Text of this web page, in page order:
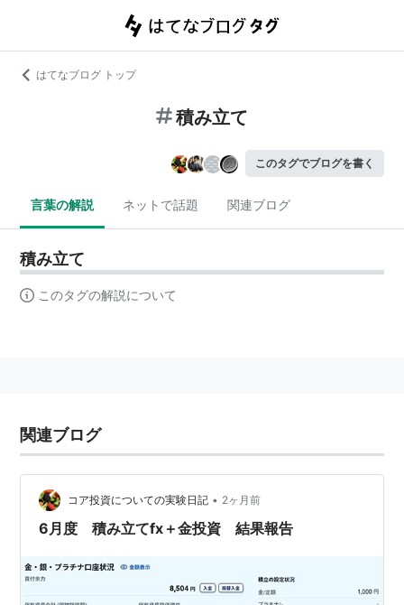
はてなブログ トップ
積み立て
このタグでブログを書く
言葉の解説 ネットで話題 関連ブログ
積み立て
このタグの解説について
関連ブログ
コア投資についての実験日記 • 2ヶ月前
6月度 積み立てfx＋金投資 結果報告